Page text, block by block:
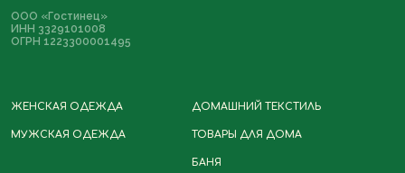
ООО «Гостинец»
ИНН 3329101008
ОГРН 1223300001495
ЖЕНСКАЯ ОДЕЖДА
МУЖСКАЯ ОДЕЖДА
ДОМАШНИЙ ТЕКСТИЛЬ
ТОВАРЫ ДЛЯ ДОМА
БАНЯ